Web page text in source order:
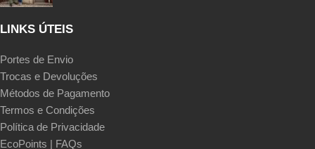
LINKS ÚTEIS
Portes de Envio
Trocas e Devoluções
Métodos de Pagamento
Termos e Condições
Política de Privacidade
EcoPoints | FAQs